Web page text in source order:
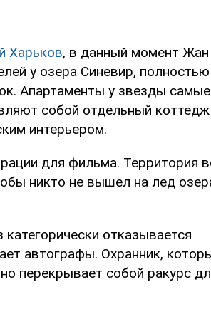
Харьков, в данный момент
у озера Синевир, полностью
Апартаменты у звезды
собой отдельный
интерьером.
для фильма. Территория
никто не вышел на лед
отказывается
автографы. Охранник,
перекрывает собой ракурс